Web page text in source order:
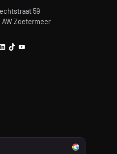
59
AW Zoetermeer
LinkedIn
TikTokYouTube